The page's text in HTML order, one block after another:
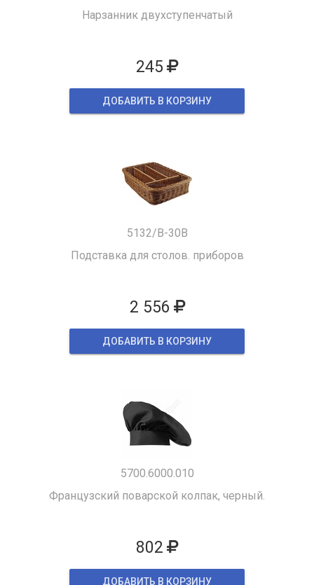
Нарзанник двухступенчатый
245
ДОБАВИТЬ В КОРЗИНУ
5132/B-30B
Подставка для столов. приборов
2 556
ДОБАВИТЬ В КОРЗИНУ
5700.6000.010
Французский поварской колпак, черный.
802
ДОБАВИТЬ В КОРЗИНУ